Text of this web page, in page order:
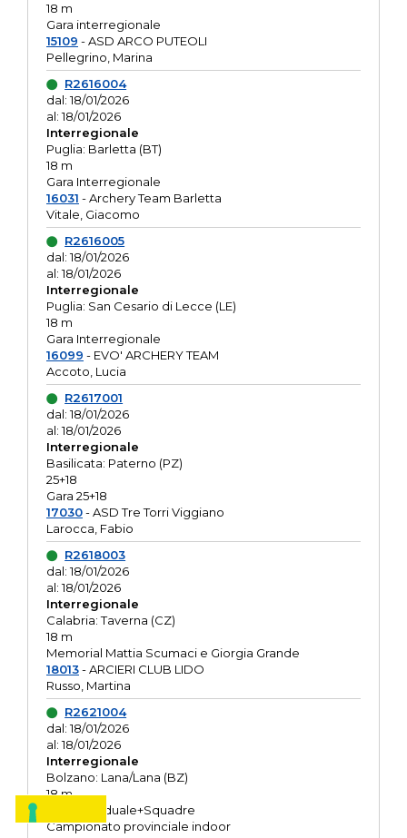
18 m
Gara interregionale
15109 - ASD ARCO PUTEOLI
Pellegrino, Marina
R2616004
dal: 18/01/2026
al: 18/01/2026
Interregionale
Puglia: Barletta (BT)
18 m
Gara Interregionale
16031 - Archery Team Barletta
Vitale, Giacomo
R2616005
dal: 18/01/2026
al: 18/01/2026
Interregionale
Puglia: San Cesario di Lecce (LE)
18 m
Gara Interregionale
16099 - EVO' ARCHERY TEAM
Accoto, Lucia
R2617001
dal: 18/01/2026
al: 18/01/2026
Interregionale
Basilicata: Paterno (PZ)
25+18
Gara 25+18
17030- ASD Tre Torri Viggiano
Larocca, Fabio
R2618003
dal: 18/01/2026
al: 18/01/2026
Interregionale
Calabria: Taverna (CZ)
18 m
Memorial Mattia Scumaci e Giorgia Grande
18013- ARCIERI CLUB LIDO
Russo, Martina
R2621004
dal: 18/01/2026
al: 18/01/2026
Interregionale
Bolzano: Lana/Lana (BZ)
18 m
O.R. Individuale+Squadre
Campionato provinciale indoor